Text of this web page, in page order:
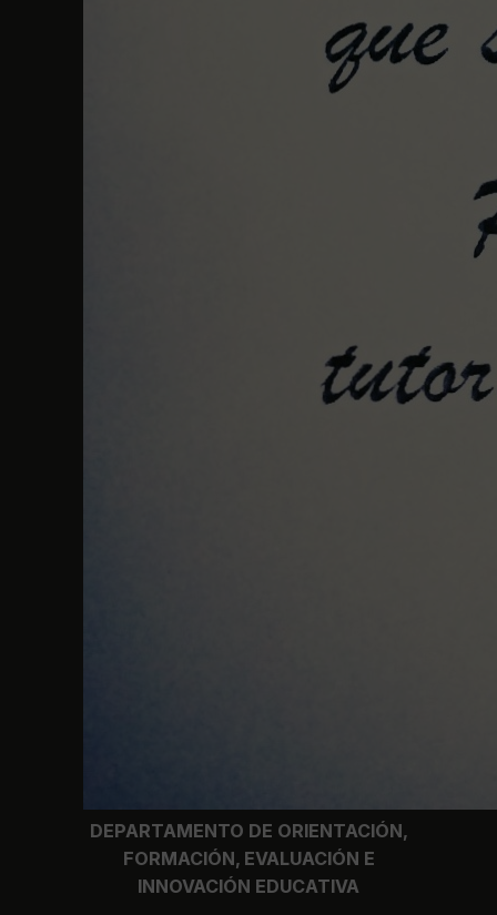
DEPARTAMENTO DE ORIENTACIÓN,
FORMACIÓN, EVALUACIÓN E
INNOVACIÓN EDUCATIVA